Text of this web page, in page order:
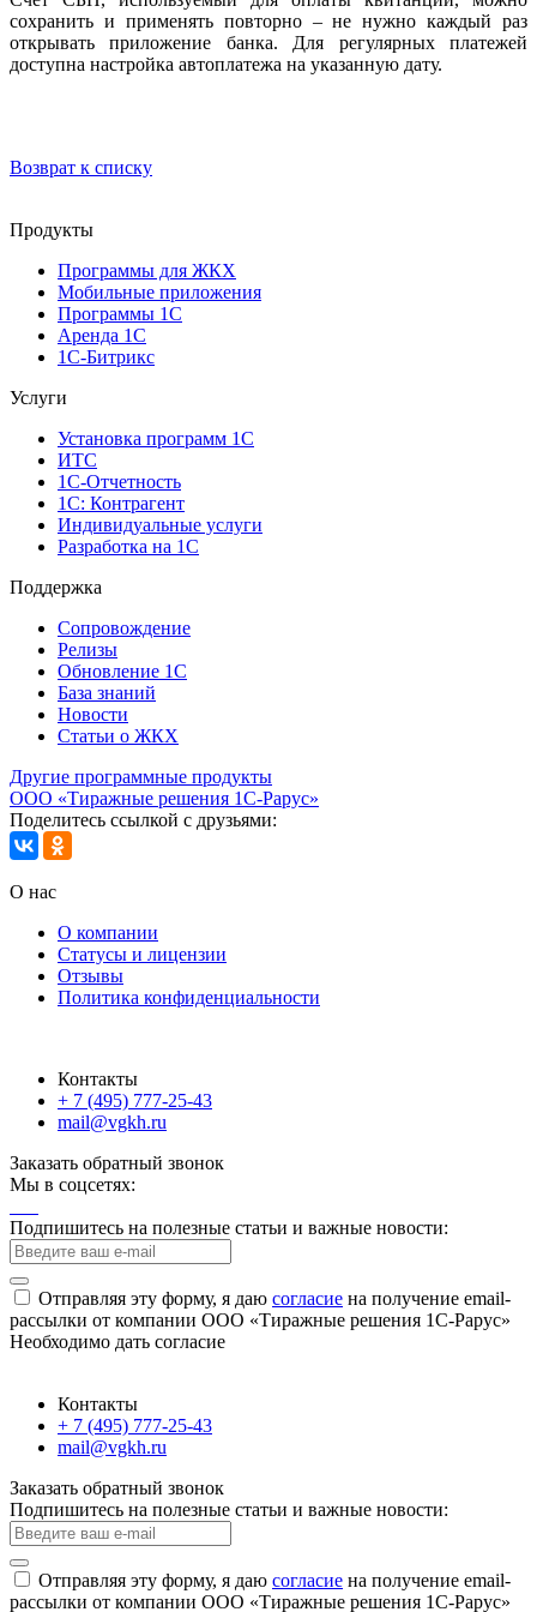
сохранить и применять повторно – не нужно каждый раз
открывать приложение банка. Для регулярных платежей
доступна настройка автоплатежа на указанную дату.
Возврат к списку
Продукты
Программы для ЖКХ
Мобильные приложения
Программы 1С
Аренда 1С
1С-Битрикс
Услуги
Установка программ 1С
ИТС
1С-Отчетность
1С: Контрагент
Индивидуальные услуги
Разработка на 1С
Поддержка
Сопровождение
Релизы
Обновление 1С
База знаний
Новости
Статьи о ЖКХ
Другие программные продукты
ООО «Тиражные решения 1С-Рарус»
Поделитесь ссылкой с друзьями:
О нас
О компании
Статусы и лицензии
Отзывы
Политика конфиденциальности
Контакты
+ 7 (495) 777-25-43
mail@vgkh.ru
Заказать обратный звонок
Мы в соцсетях:
Подпишитесь на полезные статьи и важные новости:
Отправляя эту форму, я даю согласие на получение email-
рассылки от компании ООО «Тиражные решения 1С-Рарус»
Необходимо дать согласие
Контакты
+ 7 (495) 777-25-43
mail@vgkh.ru
Заказать обратный звонок
Подпишитесь на полезные статьи и важные новости:
Отправляя эту форму, я даю согласие на получение email-
рассылки от компании ООО «Тиражные решения 1С-Рарус»